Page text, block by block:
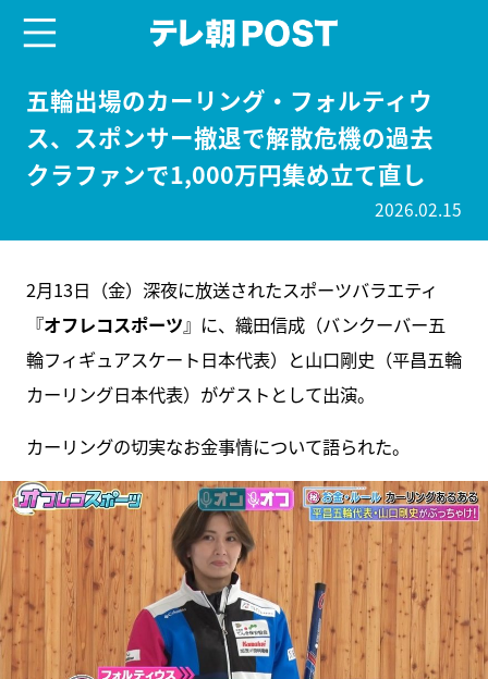
五輪出場のカーリング・フォルティウ
ス、スポンサー撤退で解散危機の過去
クラファンで1,000万円集め立て直し
2026.02.15
2月13日（金）深夜に放送されたスポーツバラエティ
『オフレコスポーツ』に、織田信成（バンクーバー五
輪フィギュアスケート日本代表）と山口剛史（平昌五輪
カーリング日本代表）がゲストとして出演。
カーリングの切実なお金事情について語られた。